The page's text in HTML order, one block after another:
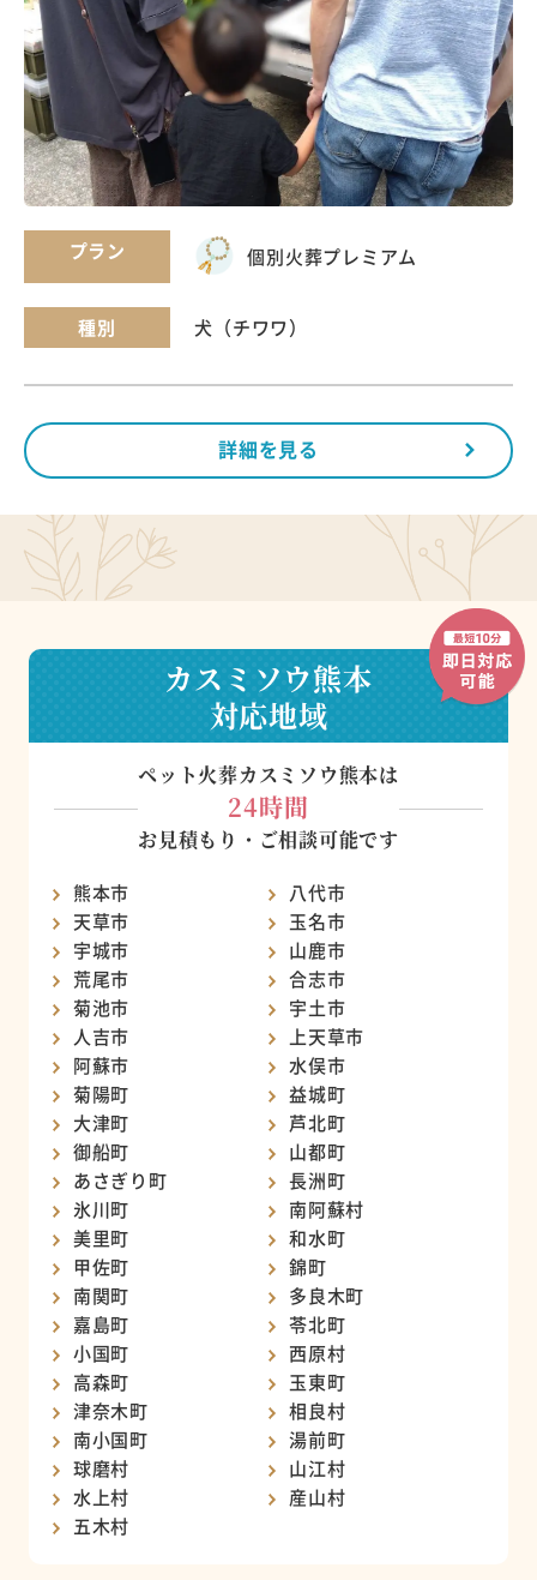
プラン 個別火葬プレミアム
種別 犬（チワワ）
詳細を見る
カスミソウ熊本
対応地域
ペット火葬カスミソウ熊本は
24時間
お見積もり・ご相談可能です
熊本市
八代市
天草市
玉名市
宇城市
山鹿市
荒尾市
合志市
菊池市
宇土市
人吉市
上天草市
阿蘇市
水俣市
菊陽町
益城町
大津町
芦北町
御船町
山都町
あさぎり町
長洲町
氷川町
南阿蘇村
美里町
和水町
甲佐町
錦町
南関町
多良木町
嘉島町
苓北町
小国町
西原村
高森町
玉東町
津奈木町
相良村
南小国町
湯前町
球磨村
山江村
水上村
産山村
五木村